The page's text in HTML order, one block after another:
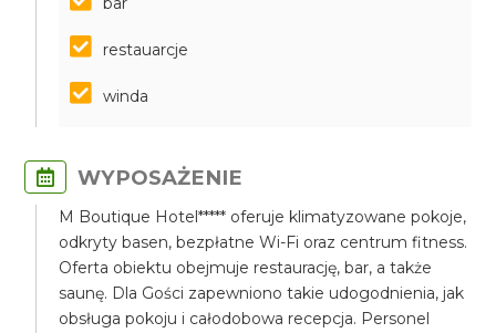
restauarcje
winda
WYPOSAŻENIE
M Boutique Hotel***** oferuje klimatyzowane pokoje,
odkryty basen, bezpłatne Wi-Fi oraz centrum fitness.
Oferta obiektu obejmuje restaurację, bar, a także
saunę. Dla Gości zapewniono takie udogodnienia, jak
obsługa pokoju i całodobowa recepcja. Personel